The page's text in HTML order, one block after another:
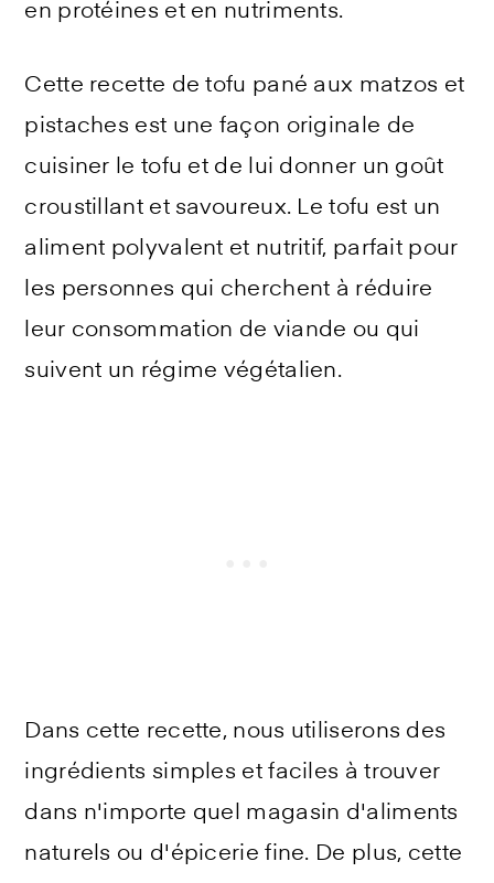
en protéines et en nutriments.
Cette recette de tofu pané aux matzos et
pistaches est une façon originale de
cuisiner le tofu et de lui donner un goût
croustillant et savoureux. Le tofu est un
aliment polyvalent et nutritif, parfait pour
les personnes qui cherchent à réduire
leur consommation de viande ou qui
suivent un régime végétalien.
Dans cette recette, nous utiliserons des
ingrédients simples et faciles à trouver
dans n'importe quel magasin d'aliments
naturels ou d'épicerie fine. De plus, cette